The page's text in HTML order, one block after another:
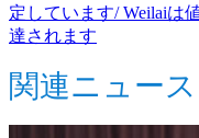
定しています/ Weilaiは
達されます
関連ニュース